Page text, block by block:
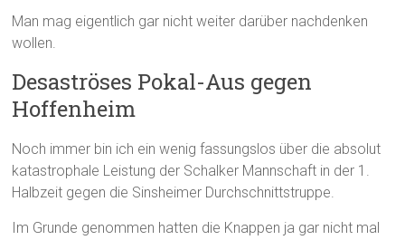
Man mag eigentlich gar nicht weiter darüber nachdenken
wollen.
Desaströses Pokal-Aus gegen
Hoffenheim
Noch immer bin ich ein wenig fassungslos über die absolut
katastrophale Leistung der Schalker Mannschaft in der 1.
Halbzeit gegen die Sinsheimer Durchschnittstruppe.
Im Grunde genommen hatten die Knappen ja gar nicht mal